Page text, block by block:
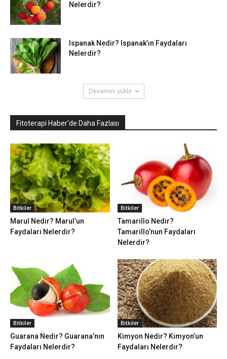
Nelerdir?
Ispanak Nedir? Ispanak’ın Faydaları
Nelerdir?
Devamını yükle
Fitoterapi Haber'de Daha Fazlası
Bitkiler
Marul Nedir? Marul’un
Faydaları Nelerdir?
Bitkiler
Tamarillo Nedir?
Tamarillo’nun Faydaları
Nelerdir?
Bitkiler
Guarana Nedir? Guarana’nın
Faydaları Nelerdir?
Bitkiler
Kimyon Nedir? Kimyon’un
Faydaları Nelerdir?